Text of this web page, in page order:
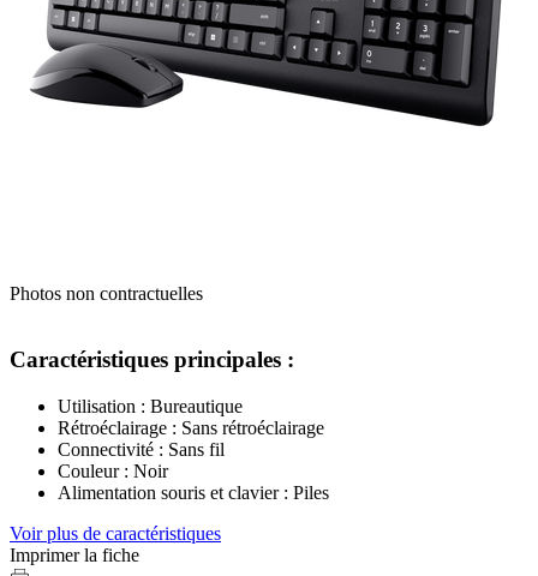
Photos non contractuelles
Caractéristiques principales :
Utilisation : Bureautique
Rétroéclairage : Sans rétroéclairage
Connectivité : Sans fil
Couleur : Noir
Alimentation souris et clavier : Piles
Voir plus de caractéristiques
Imprimer la fiche